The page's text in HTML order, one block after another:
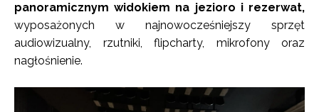
panoramicznym widokiem na jezioro i rezerwat,
wyposażonych w najnowocześniejszy sprzęt
audiowizualny, rzutniki, flipcharty, mikrofony oraz
nagłośnienie.